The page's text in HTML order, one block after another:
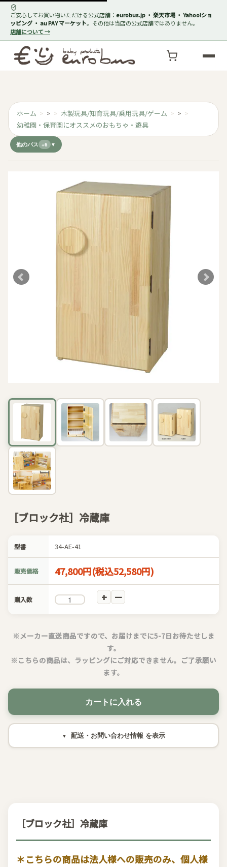
ご安心してお買い物いただける公式店舗： eurobus.jp ・ 楽天市場 ・ Yahoo!ショ
ッピング ・ au PAY マーケット。その他は当店の公式店舗ではありません。
店舗について →
ホーム > 木製玩具/知育玩具/乗用玩具/ゲーム
>
幼稚園・保育園にオススメのおもちゃ・遊具
他のパス +6
［ブロック社］冷蔵庫
型番 34-AE-41
販売価格 47,800円(税込52,580円)
購入数
※メーカー直送商品ですので、お届けまでに5-7日お待たせしま
す。
※こちらの商品は、ラッピングにご対応できません。ご了承願い
ます。
カートに入れる
配送・お問い合わせ情報
［ブロック社］冷蔵庫
＊こちらの商品は法人様への販売のみ、個人様